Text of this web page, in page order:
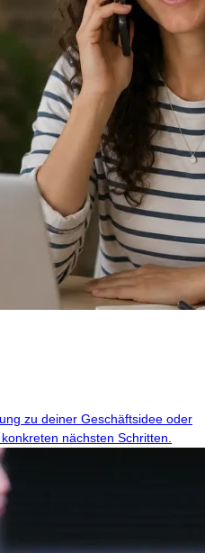
zu deiner Geschäftsidee oder
nächsten Schritten.